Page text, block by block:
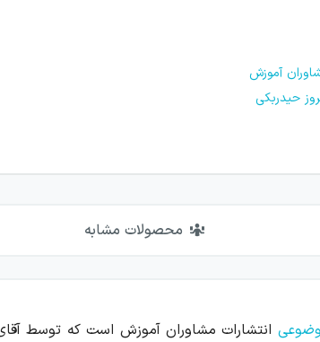
آموزش
حیدربکی
محصولات مشابه